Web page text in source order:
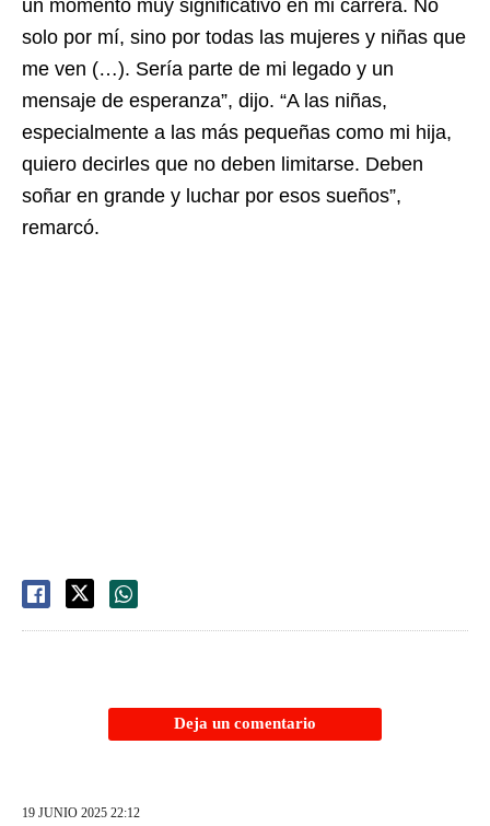
un momento muy significativo en mi carrera. No
solo por mí, sino por todas las mujeres y niñas que
me ven (…). Sería parte de mi legado y un
mensaje de esperanza”, dijo. “A las niñas,
especialmente a las más pequeñas como mi hija,
quiero decirles que no deben limitarse. Deben
soñar en grande y luchar por esos sueños”,
remarcó.
Deja un comentario
19 JUNIO 2025 22:12